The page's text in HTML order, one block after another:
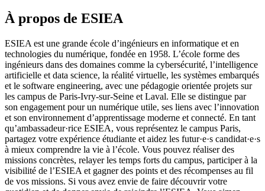
À propos de ESIEA
ESIEA est une grande école d’ingénieurs en informatique et en
technologies du numérique, fondée en 1958. L’école forme des
ingénieurs dans des domaines comme la cybersécurité, l’intelligence
artificielle et data science, la réalité virtuelle, les systèmes embarqués
et le software engineering, avec une pédagogie orientée projets sur
les campus de Paris-Ivry-sur-Seine et Laval. Elle se distingue par
son engagement pour un numérique utile, ses liens avec l’innovation
et son environnement d’apprentissage moderne et connecté. En tant
qu’ambassadeur·rice ESIEA, vous représentez le campus Paris,
partagez votre expérience étudiante et aidez les futur·e·s candidat·e·s
à mieux comprendre la vie à l’école. Vous pouvez réaliser des
missions concrètes, relayer les temps forts du campus, participer à la
visibilité de l’ESIEA et gagner des points et des récompenses au fil
de vos missions. Si vous avez envie de faire découvrir votre